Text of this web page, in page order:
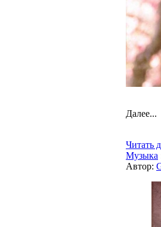
Далее...
Читать
Музыка
Автор: